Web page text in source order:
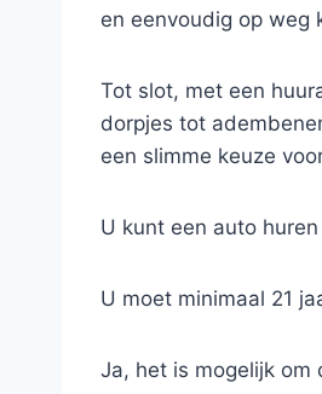
en eenvoudig op weg
Tot slot, met een
dorpjes tot
een slimme keuze
U kunt een auto
U moet minimaal 21
Ja, het is mogelijk om